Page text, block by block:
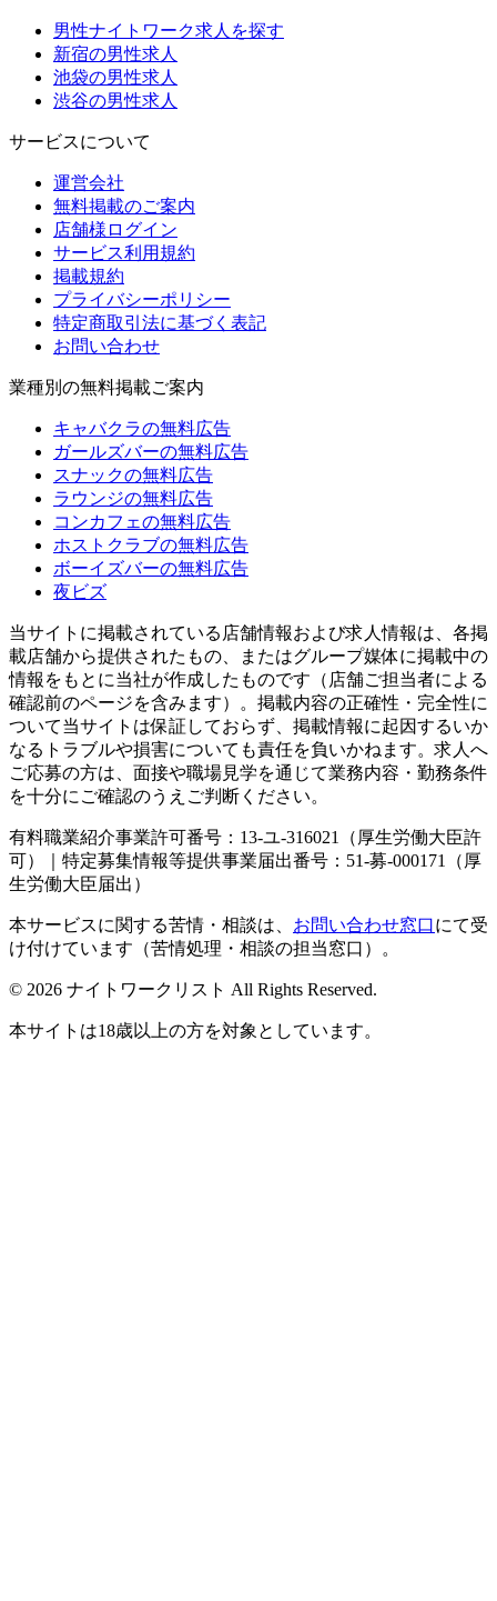
男性ナイトワーク求人を探す
新宿の男性求人
池袋の男性求人
渋谷の男性求人
サービスについて
運営会社
無料掲載のご案内
店舗様ログイン
サービス利用規約
掲載規約
プライバシーポリシー
特定商取引法に基づく表記
お問い合わせ
業種別の無料掲載ご案内
キャバクラの無料広告
ガールズバーの無料広告
スナックの無料広告
ラウンジの無料広告
コンカフェの無料広告
ホストクラブの無料広告
ボーイズバーの無料広告
夜ビズ
当サイトに掲載されている店舗情報および求人情報は、各掲
載店舗から提供されたもの、またはグループ媒体に掲載中の
情報をもとに当社が作成したものです（店舗ご担当者による
確認前のページを含みます）。掲載内容の正確性・完全性に
ついて当サイトは保証しておらず、掲載情報に起因するいか
なるトラブルや損害についても責任を負いかねます。求人へ
ご応募の方は、面接や職場見学を通じて業務内容・勤務条件
を十分にご確認のうえご判断ください。
有料職業紹介事業許可番号：13-ユ-316021（厚生労働大臣許
可）｜特定募集情報等提供事業届出番号：51-募-000171（厚
生労働大臣届出）
本サービスに関する苦情・相談は、 お問い合わせ窓口にて受
け付けています（苦情処理・相談の担当窓口）。
© 2026 ナイトワークリスト All Rights Reserved.
本サイトは18歳以上の方を対象としています。